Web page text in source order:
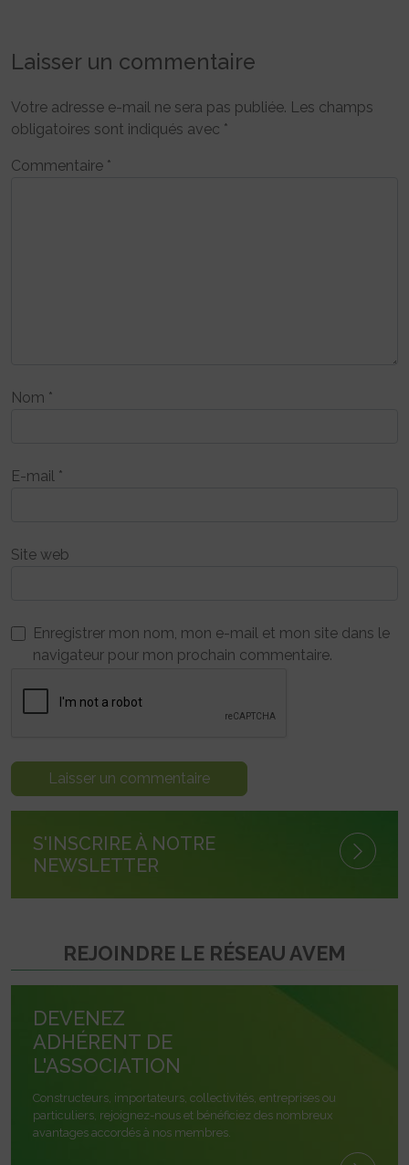
Laisser un commentaire
Votre adresse e-mail ne sera pas publiée. Les champs
obligatoires sont indiqués avec *
Commentaire *
Nom *
E-mail *
Site web
Enregistrer mon nom, mon e-mail et mon site dans le
navigateur pour mon prochain commentaire.
S'INSCRIRE À NOTRE
NEWSLETTER
REJOINDRE LE RÉSEAU AVEM
DEVENEZ
ADHÉRENT DE
L'ASSOCIATION
Constructeurs, importateurs, collectivités, entreprises ou
particuliers, rejoignez-nous et bénéficiez des nombreux
avantages accordés à nos membres.